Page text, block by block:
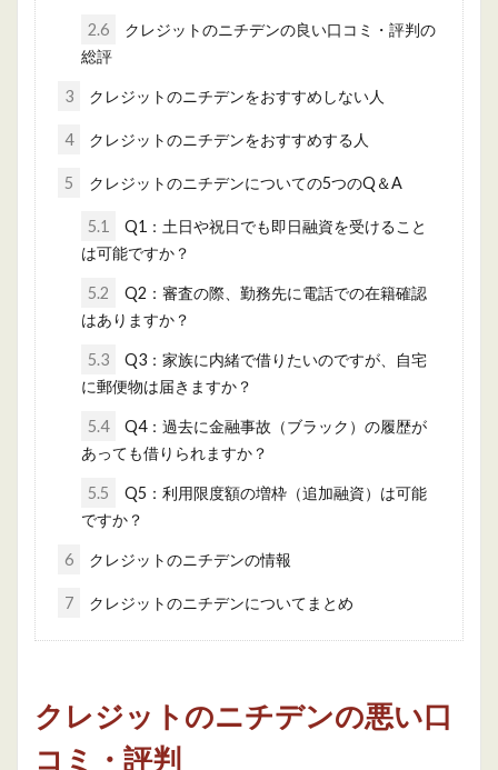
2.6
クレジットのニチデンの良い口コミ・評判の
総評
3 クレジットのニチデンをおすすめしない人
4 クレジットのニチデンをおすすめする人
5 クレジットのニチデンについての5つのQ＆A
5.1
Q1：土日や祝日でも即日融資を受けること
は可能ですか？
5.2
Q2：審査の際、勤務先に電話での在籍確認
はありますか？
5.3
Q3：家族に内緒で借りたいのですが、自宅
に郵便物は届きますか？
5.4
Q4：過去に金融事故（ブラック）の履歴が
あっても借りられますか？
5.5
Q5：利用限度額の増枠（追加融資）は可能
ですか？
6 クレジットのニチデンの情報
7 クレジットのニチデンについてまとめ
クレジットのニチデンの悪い口
コミ・評判